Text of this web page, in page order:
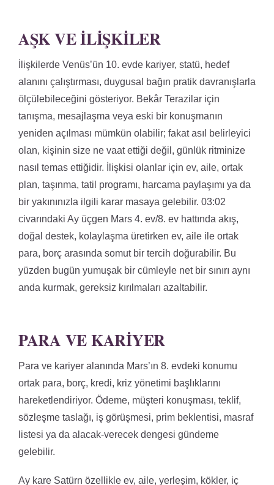
AŞK VE İLIŞKILER
İlişkilerde Venüs’ün 10. evde kariyer, statü, hedef
alanını çalıştırması, duygusal bağın pratik davranışlarla
ölçülebileceğini gösteriyor. Bekâr Terazilar için
tanışma, mesajlaşma veya eski bir konuşmanın
yeniden açılması mümkün olabilir; fakat asıl belirleyici
olan, kişinin size ne vaat ettiği değil, günlük ritminize
nasıl temas ettiğidir. İlişkisi olanlar için ev, aile, ortak
plan, taşınma, tatil programı, harcama paylaşımı ya da
bir yakınınızla ilgili karar masaya gelebilir. 03:02
civarındaki Ay üçgen Mars 4. ev/8. ev hattında akış,
doğal destek, kolaylaşma üretirken ev, aile ile ortak
para, borç arasında somut bir tercih doğurabilir. Bu
yüzden bugün yumuşak bir cümleyle net bir sınırı aynı
anda kurmak, gereksiz kırılmaları azaltabilir.
PARA VE KARIYER
Para ve kariyer alanında Mars’ın 8. evdeki konumu
ortak para, borç, kredi, kriz yönetimi başlıklarını
hareketlendiriyor. Ödeme, müşteri konuşması, teklif,
sözleşme taslağı, iş görüşmesi, prim beklentisi, masraf
listesi ya da alacak-verecek dengesi gündeme
gelebilir.
Ay kare Satürn özellikle ev, aile, yerleşim, kökler, iç